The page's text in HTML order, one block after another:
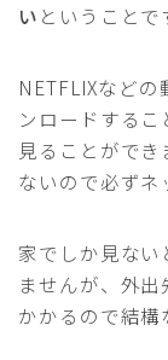
い ということで
NETFLIXなど
ンロードする
見ることがで
ないので必ずネ
家でしか見ない
ませんが、外
かかるので結構